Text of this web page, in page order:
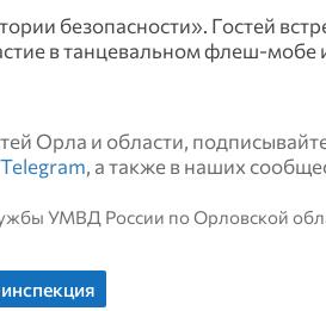
безопасности». Гостей
в танцевальном флеш-мобе
Орла и области,
Telegram, а также в наших
УМВД России по Орловской